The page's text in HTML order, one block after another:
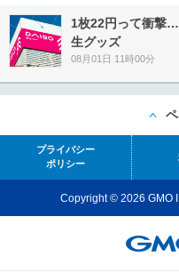
1枚22円って衝撃
生グッズ
08月01日 11時00分
プライバシー
ポリシー
Copyright © 2026 GMO